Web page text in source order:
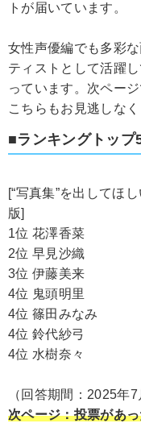
トが届いています。
女性声優編でも多彩
ティストとして活躍
っています。次ペー
こちらもお見逃しなく
■ランキングトップ
[“写真集”を出してほ
版]
1位 花澤香菜
2位 早見沙織
3位 伊藤美来
4位 鬼頭明里
4位 篠田みなみ
4位 鈴代紗弓
4位 水樹奈々
（回答期間：2025年
次ページ：投票があ